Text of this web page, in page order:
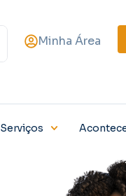
Minha Área
Serviços